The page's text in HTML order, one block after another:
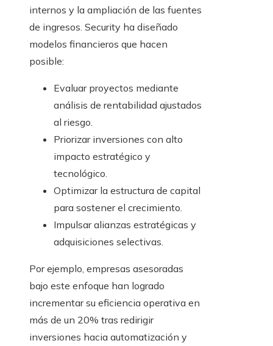
internos y la ampliación de las fuentes
de ingresos. Security ha diseñado
modelos financieros que hacen
posible:
Evaluar proyectos mediante
análisis de rentabilidad ajustados
al riesgo.
Priorizar inversiones con alto
impacto estratégico y
tecnológico.
Optimizar la estructura de capital
para sostener el crecimiento.
Impulsar alianzas estratégicas y
adquisiciones selectivas.
Por ejemplo, empresas asesoradas
bajo este enfoque han logrado
incrementar su eficiencia operativa en
más de un 20% tras redirigir
inversiones hacia automatización y